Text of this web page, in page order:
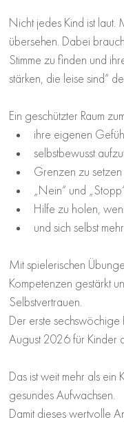
Nicht jedes Kind ist laut.
übersehen. Dabei
Stimme zu finden und
stärken, die leise sind“
Ein geschützter Raum
ihre eigenen
selbstbewusst
Grenzen zu setzen
„Nein“ und
Hilfe zu holen,
und sich selbst
Mit spielerischen
Kompetenzen gestärkt
Selbstvertrauen.
Der erste sechswöchige
August 2026 für Kinder
Das ist weit mehr als ein
gesundes Aufwachsen.
Damit dieses wertvolle